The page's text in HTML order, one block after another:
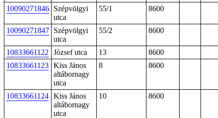
10090271846 Szépvölgyi
utca
55/1 8600
10090271847 Szépvölgyi
utca
55/2 8600
10833661122 József utca 13
8600
10833661123 Kiss János
altábornagy
utca
8 8600
10833661124 Kiss János
altábornagy
utca
10 8600